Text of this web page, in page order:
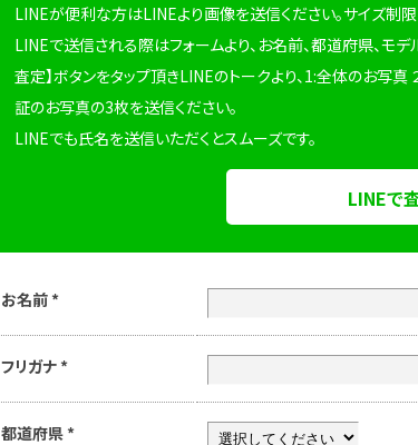
LINEが便利な方はLINEより画像を送信ください。サイズ制限
LINEで送信される際はフォームより、お名前、都道府県、モ
査定】ボタンをタップ頂きLINEのトークより、1:全体のお写
証のお写真の3枚を送信ください。
LINEでも氏名を送信いただくとスムーズです。
LINEで
お名前 *
フリガナ *
都道府県 *